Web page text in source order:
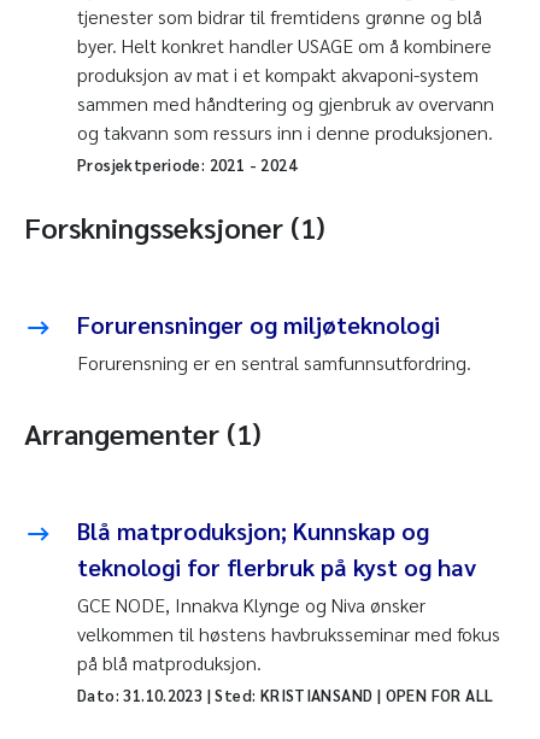
tjenester som bidrar til fremtidens grønne og blå
byer. Helt konkret handler USAGE om å kombinere
produksjon av mat i et kompakt akvaponi-system
sammen med håndtering og gjenbruk av overvann
og takvann som ressurs inn i denne produksjonen.
Prosjektperiode: 2021 - 2024
Forskningsseksjoner (1)
Forurensninger og miljøteknologi
Forurensning er en sentral samfunnsutfordring.
Arrangementer (1)
Blå matproduksjon; Kunnskap og
teknologi for flerbruk på kyst og hav
GCE NODE, Innakva Klynge og Niva ønsker
velkommen til høstens havbruksseminar med fokus
på blå matproduksjon.
Dato:31.10.2023 | Sted: KRISTIANSAND | OPEN FOR ALL